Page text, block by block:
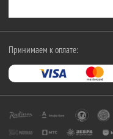
Принимаем к оплате: